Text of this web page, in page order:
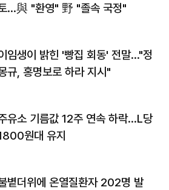
…與 "환영" 野 "졸속 국정"
임생이 밝힌 '빵집 회동' 전말…"정
규, 홍명보로 하라 지시"
유소 기름값 12주 연속 하락…L당
원대 유지
볕더위에 온열질환자 202명 발